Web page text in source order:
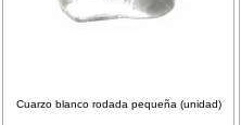
Cuarzo blanco rodada pequeña (unidad)